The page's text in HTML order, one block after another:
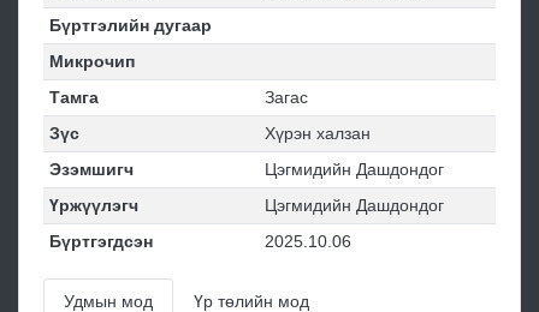
Бүртгэлийн дугаар
Микрочип
Тамга
Загас
Зүс
Хүрэн халзан
Эзэмшигч
Цэгмидийн Дашдондог
Үржүүлэгч
Цэгмидийн Дашдондог
Бүртгэгдсэн
2025.10.06
Удмын мод Үр төлийн мод